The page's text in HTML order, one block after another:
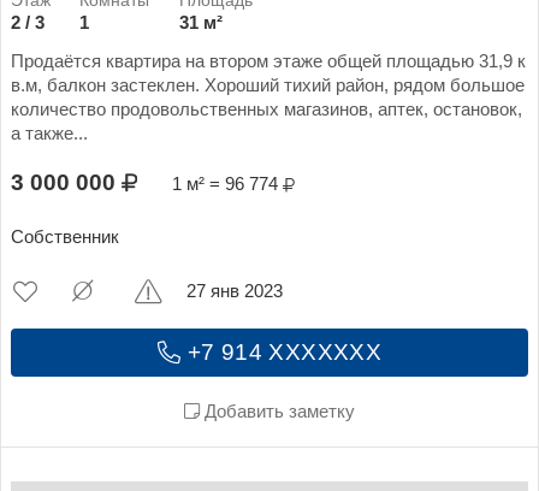
2 / 3 1
31 м²
Продаётся квартира на втором этаже общей площадью 31,9 к
в.м, балкон застеклен. Хороший тихий район, рядом большое
количество продовольственных магазинов, аптек, остановок,
а также...
3 000 000 1 м² = 96 774
Собственник
+7 914 XXXXXXX
Добавить заметку
27 янв 2023